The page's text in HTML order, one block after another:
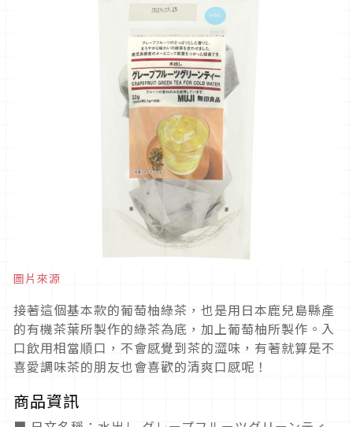
圖片來源
接著這個基本款的葡萄柚綠茶，也是用日本鹿兒島縣產
的有機茶葉所製作的綠茶為底，加上葡萄柚所製作。入
口飲用相當順口，不會感覺到茶的澀味，有著就算是不
喜愛調味茶的朋友也會喜歡的清爽口感呢！
商品資訊